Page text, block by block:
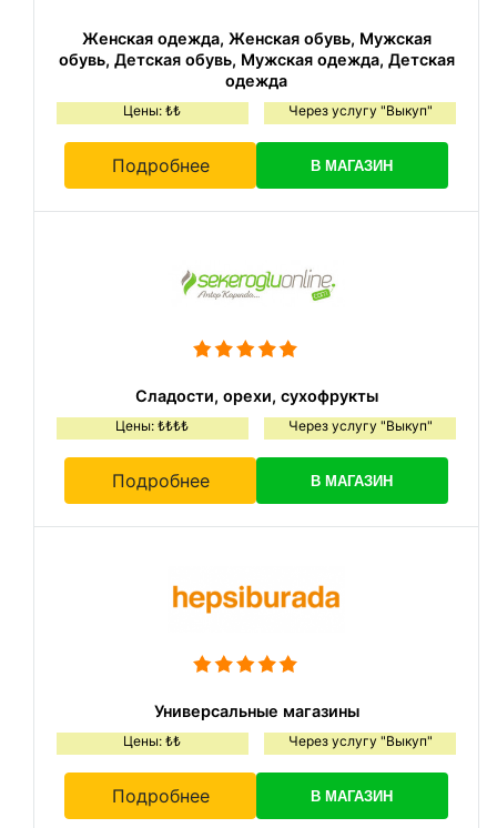
Женская одежда, Женская обувь, Мужская
обувь, Детская обувь, Мужская одежда, Детская
одежда
Цены: ₺₺ Через услугу "Выкуп"
Подробнее В МАГАЗИН
Сладости, орехи, сухофрукты
Цены: ₺₺₺₺ Через услугу "Выкуп"
Подробнее В МАГАЗИН
Универсальные магазины
Цены: ₺₺ Через услугу "Выкуп"
Подробнее В МАГАЗИН